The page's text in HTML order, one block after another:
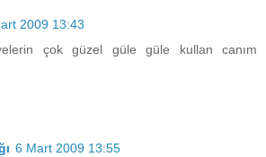
2009 13:43
çok güzel güle güle kullan canım
6 Mart 2009 13:55